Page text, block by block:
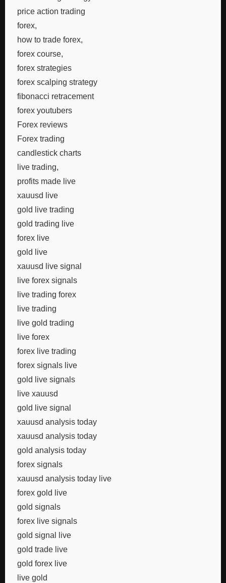
price action trading
forex,
how to trade forex,
forex course,
forex strategies
forex scalping strategy
fibonacci retracement
forex youtubers
Forex reviews
Forex trading
candlestick charts
live trading,
profits made live
xauusd live
gold live trading
gold trading live
forex live
gold live
xauusd live signal
live forex signals
live trading forex
live trading
live gold trading
live forex
forex live trading
forex signals live
gold live signals
live xauusd
gold live signal
xauusd analysis today
xauusd analysis today
gold analysis today
forex signals
xauusd analysis today live
forex gold live
gold signals
forex live signals
gold signal live
gold trade live
gold forex live
live gold